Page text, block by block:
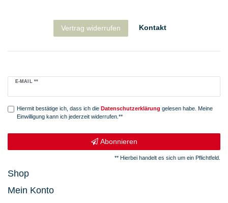
Vertrag widerrufen Kontakt
E-MAIL **
Newsletter
Hiermit bestätige ich, dass ich die Daten­schutz­erklärung gelesen habe. Meine
Einwilligung kann ich jederzeit widerrufen.**
Abonnieren
** Hierbei handelt es sich um ein Pflichtfeld.
Shop
Mein Konto